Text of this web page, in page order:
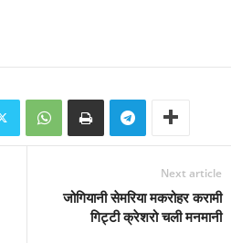
Next article
जोगियानी सेमरिया मकरोहर करामी
गिट्टी क्रेशरो चली मनमानी